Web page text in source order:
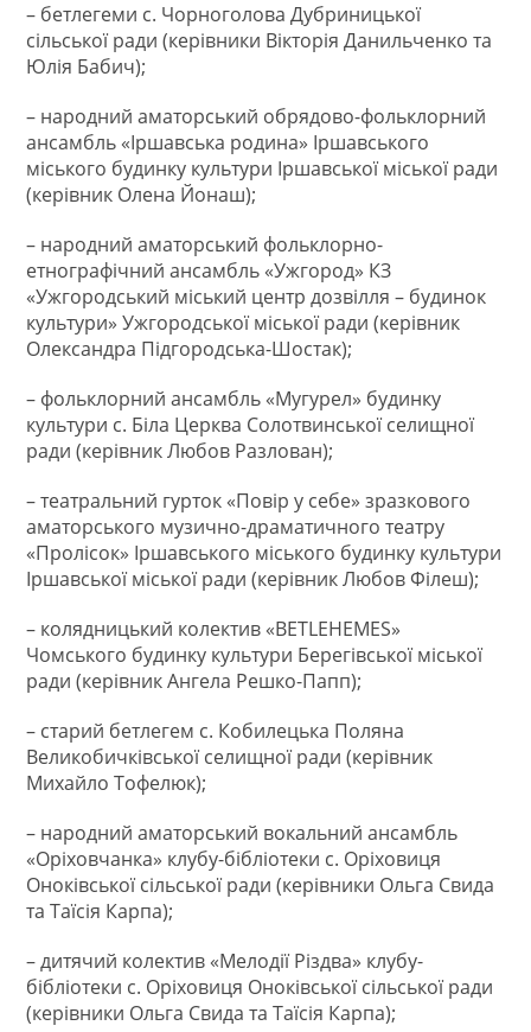
– бетлегеми с. Чорноголова Дубриницької
сільської ради (керівники Вікторія Данильченко та
Юлія Бабич);
– народний аматорський обрядово-фольклорний
ансамбль «Іршавська родина» Іршавського
міського будинку культури Іршавської міської ради
(керівник Олена Йонаш);
– народний аматорський фольклорно-
етнографічний ансамбль «Ужгород» КЗ
«Ужгородський міський центр дозвілля – будинок
культури» Ужгородської міської ради (керівник
Олександра Підгородська-Шостак);
– фольклорний ансамбль «Мугурел» будинку
культури с. Біла Церква Солотвинської селищної
ради (керівник Любов Разлован);
– театральний гурток «Повір у себе» зразкового
аматорського музично-драматичного театру
«Пролісок» Іршавського міського будинку культури
Іршавської міської ради (керівник Любов Філеш);
– колядницький колектив «BETLEHEMES»
Чомського будинку культури Берегівської міської
ради (керівник Ангела Решко-Папп);
– старий бетлегем с. Кобилецька Поляна
Великобичківської селищної ради (керівник
Михайло Тофелюк);
– народний аматорський вокальний ансамбль
«Оріховчанка» клубу-бібліотеки с. Оріховиця
Оноківської сільської ради (керівники Ольга Свида
та Таїсія Карпа);
– дитячий колектив «Мелодії Різдва» клубу-
бібліотеки с. Оріховиця Оноківської сільської ради
(керівники Ольга Свида та Таїсія Карпа);